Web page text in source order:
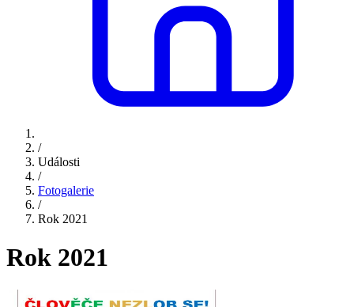
/
Události
/
Fotogalerie
/
Rok 2021
Rok 2021